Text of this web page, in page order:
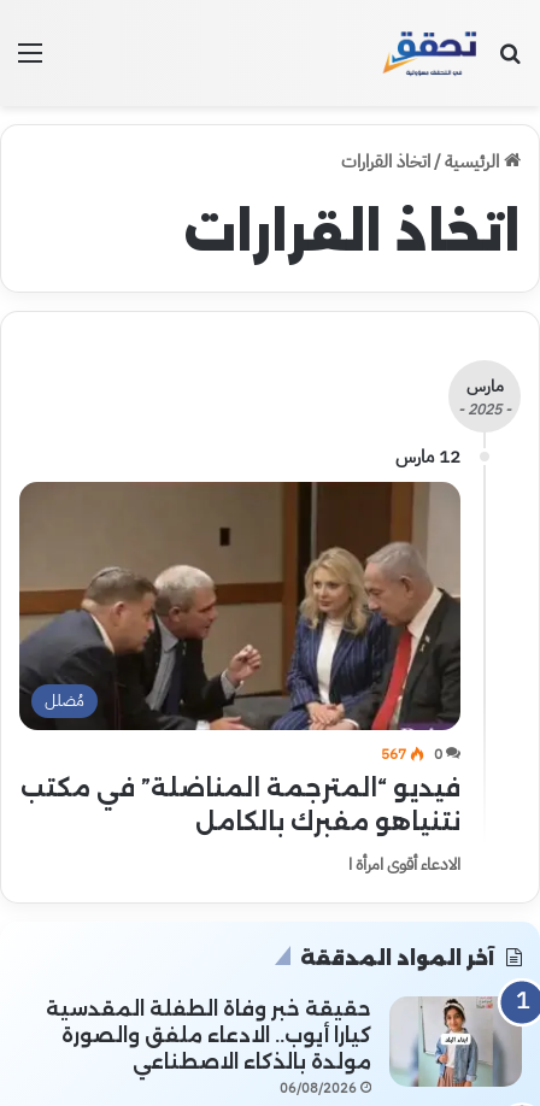
بحث عن
الرئيسية/اتخاذ القرارات
اتخاذ القرارات
مارس
- 2025 -
12 مارس
مُضلل
0
567
فيديو “المترجمة المناضلة” في مكتب
نتنياهو مفبرك بالكامل
الادعاء أقوى امرأة ا
آخر المواد المدققة
حقيقة خبر وفاة الطفلة المقدسية
كيارا أيوب.. الادعاء ملفق والصورة
مولدة بالذكاء الاصطناعي
06/08/2026